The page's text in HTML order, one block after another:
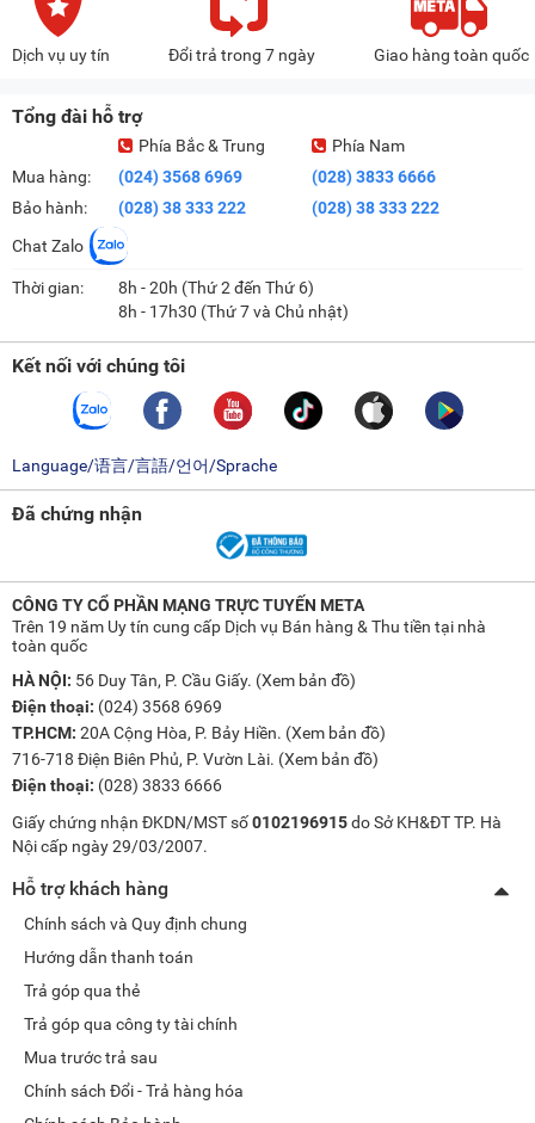
Dịch vụ uy tín Đổi trả trong 7 ngày Giao hàng toàn quốc
Tổng đài hỗ trợ
Mua hàng:
Bảo hành:
Phía Bắc & Trung
(024) 3568 6969
(028) 38 333 222
Phía Nam
(028) 3833 6666
(028) 38 333 222
Chat Zalo
Thời gian:
8h - 20h (Thứ 2 đến Thứ 6)
8h - 17h30 (Thứ 7 và Chủ nhật)
Kết nối với chúng tôi
Language/语言/言語/언어/Sprache
Đã chứng nhận
CÔNG TY CỔ PHẦN MẠNG TRỰC TUYẾN META
Trên 19 năm Uy tín cung cấp Dịch vụ Bán hàng & Thu tiền tại nhà
toàn quốc
HÀ NỘI: 56 Duy Tân, P. Cầu Giấy. (Xem bản đồ)
Điện thoại: (024) 3568 6969
TP.HCM: 20A Cộng Hòa, P. Bảy Hiền. (Xem bản đồ)
716-718 Điện Biên Phủ, P. Vườn Lài. (Xem bản đồ)
Điện thoại: (028) 3833 6666
Giấy chứng nhận ĐKDN/MST số0102196915do Sở KH&ĐT TP. Hà
Nội cấp ngày 29/03/2007.
Hỗ trợ khách hàng
Chính sách và Quy định chung
Hướng dẫn thanh toán
Trả góp qua thẻ
Trả góp qua công ty tài chính
Mua trước trả sau
Chính sách Đổi - Trả hàng hóa